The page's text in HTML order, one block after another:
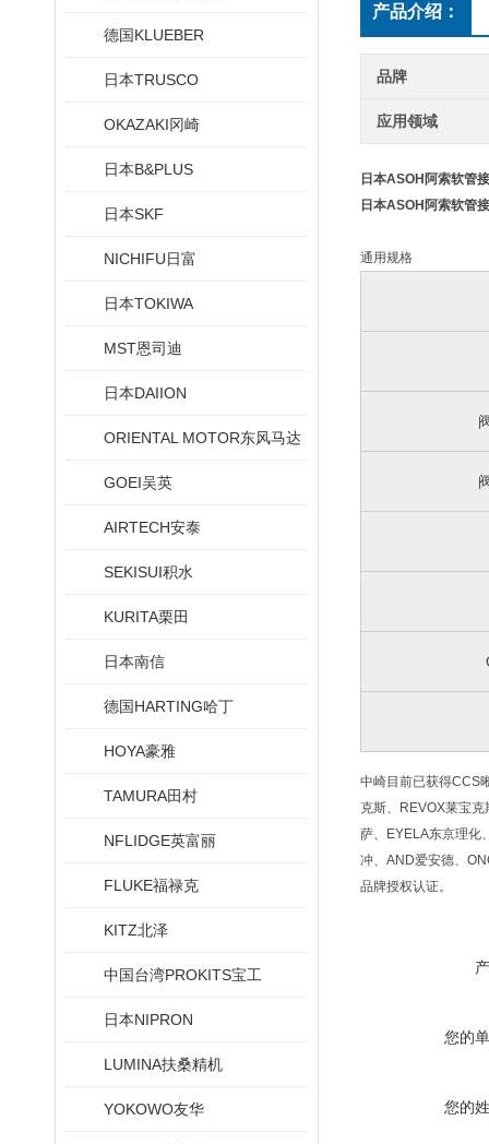
德国KLUEBER
日本TRUSCO
OKAZAKI冈崎
日本B&PLUS
日本SKF
NICHIFU日富
日本TOKIWA
MST恩司迪
日本DAIION
ORIENTAL MOTOR东风马达
GOEI吴英
AIRTECH安泰
SEKISUI积水
KURITA栗田
日本南信
德国HARTING哈丁
HOYA豪雅
TAMURA田村
NFLIDGE英富丽
FLUKE福禄克
KITZ北泽
中国台湾PROKITS宝工
日本NIPRON
LUMINA扶桑精机
YOKOWO友华
产品介绍：
品牌
应用领域
日本ASOH阿索软管
日本ASOH阿索软管
通用规格
中崎目前已获得CCS
克斯、REVOX莱宝
萨、EYELA东京理化
冲、AND爱安德、
品牌授权认证。
您的
您的